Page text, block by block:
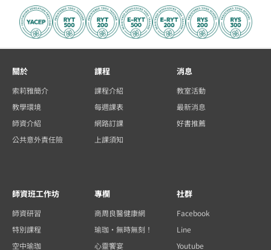
關於
索莉雅簡介
教學環境
師資介紹
公共意外責任險
課程
課程介紹
每週課表
網路訂課
上課須知
消息
教室活動
最新消息
好書推薦
師資班工作坊
師資研習
特別課程
空中瑜珈
專欄
商周良醫健康網
瑜珈・無時無刻！
心靈饗宴
社群
Facebook
Line
Youtube